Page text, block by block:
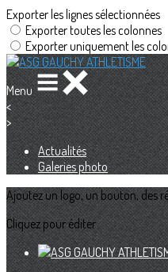
Exporter les lignes sélectionnées
Exporter toutes les colonnes
Exporter uniquement les
Menu
<
>
Actualités
Galeries photo
Ajoutez un logo, un bouton, des
Cliquez pour éditer